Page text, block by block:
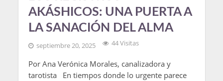
AKÁSHICOS: UNA PUERTA A
LA SANACIÓN DEL ALMA
septiembre 20, 2025 44 Visitas
Por Ana Verónica Morales, canalizadora y
tarotista En tiempos donde lo urgente parece